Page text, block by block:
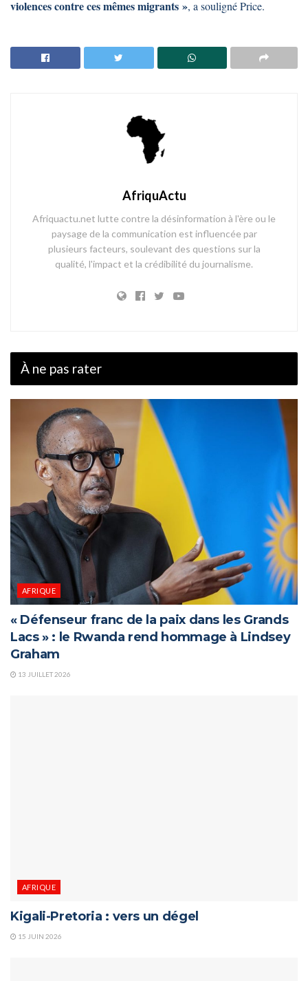
violences contre ces mêmes migrants », a souligné Price.
AfriquActu
Afriquactu.net lutte contre la désinformation à l'ère ou le
paysage de la communication est influencée par
plusieurs facteurs, soulevant des questions sur la
qualité, l'impact et la crédibilité du journalisme.
À ne pas rater
AFRIQUE
« Défenseur franc de la paix dans les Grands
Lacs » : le Rwanda rend hommage à Lindsey
Graham
13 JUILLET 2026
AFRIQUE
Kigali-Pretoria : vers un dégel
15 JUIN 2026